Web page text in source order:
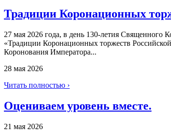
Традиции Коронационных
27 мая 2026 года, в день 130-летия Священного
«Традиции Коронационных торжеств
Коронования Императора...
28 мая 2026
Читать полностью ›
Оцениваем уровень вместе.
21 мая 2026